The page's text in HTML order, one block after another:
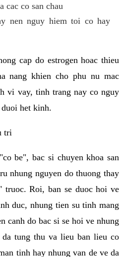
cac co san chau
nen nguy hiem toi co hay
cap do estrogen hoac thieu
nang khien cho phu nu mac
vi vay, tinh trang nay co nguy
het kinh.
tri
be", bac si chuyen khoa san
nhung nguyen do thuong thay
truoc. Roi, ban se duoc hoi ve
duc, nhung tien su tinh mang
canh do bac si se hoi ve nhung
tung thu va lieu ban lieu co
tinh hay nhung van de ve da